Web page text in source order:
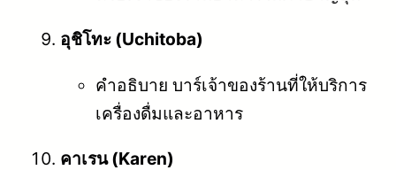
อุชิโทะ (Uchitoba)
คำอธิบาย บาร์เจ้าของร้านที่ให้บริการ
เครื่องดื่มและอาหาร
คาเรน (Karen)